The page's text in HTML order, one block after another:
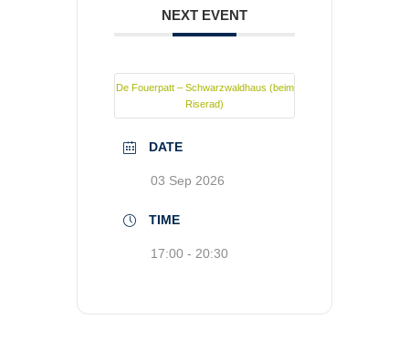
NEXT EVENT
De Fouerpatt – Schwarzwaldhaus (beim
Riserad)
DATE
03 Sep 2026
TIME
17:00 - 20:30